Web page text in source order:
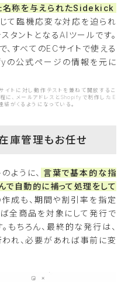
名称を与えられたSidekick
て臨機応変な対応を迫られ
タントとなるAIツールです。
すべてのECサイトで使える
の公式ページの情報を元に
トに対し動作テストを兼ねて開放するこ
に、メールアドレスとShopifyで制作したE
がくるようになっている。
庫管理もお任せ
ように、 言葉で基本的な指
で自動的に補って処理をして
作成も、期間や割引率を指定
全商品を対象にして発行で
もちろん、最終的な発行は、
れ、必要があれば事前に変